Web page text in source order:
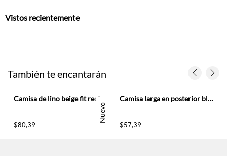
Vistos recientemente
También te encantarán
Nuevo
$80,39
Camisa larga en posterior blanca para mujer
$57,39